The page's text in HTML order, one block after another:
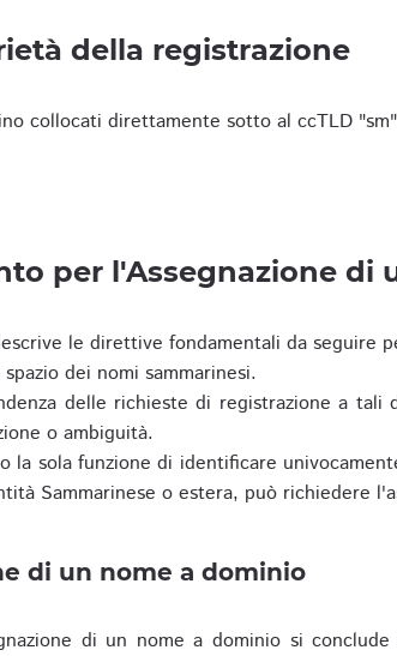
della registrazione
collocati direttamente sotto al ccTLD
per l'Assegnazione di
le direttive fondamentali da seguire
dei nomi sammarinesi.
delle richieste di registrazione a
o ambiguità.
la sola funzione di identificare
Sammarinese o estera, può richiedere
di un nome a dominio
di un nome a dominio si